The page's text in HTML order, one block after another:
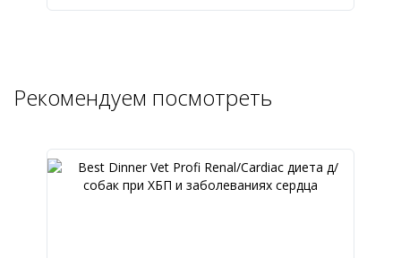
Рекомендуем посмотреть